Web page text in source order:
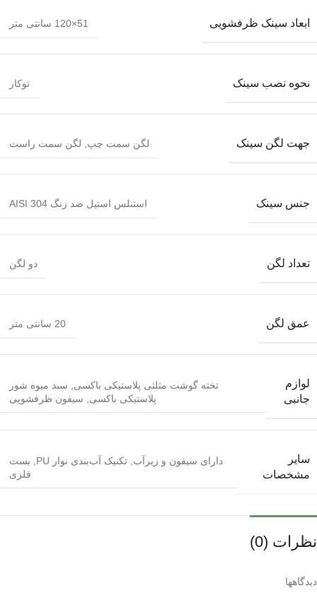
ابعاد سینک ظرفشویی 51×120 سانتی متر
نحوه نصب سینک توکار
جهت لگن سینک لگن سمت چپ لگن سمت راست
جنس سینک استنلس استیل ضد زنگ AISI 304
تعداد لگن دو لگن
عمق لگن 20 سانتی متر
لوازم
جانبی
تخته گوشت مثلثی پلاستیکی باکسی
سبد میوه شور
پلاستیکی باکسی
سیفون ظرفشویی
سایر
مشخصات
دارای سیفون و زیرآب تکنیک آب‌بندی نوار PU
بست
فلزی
نظرات (0)
دیدگاهها